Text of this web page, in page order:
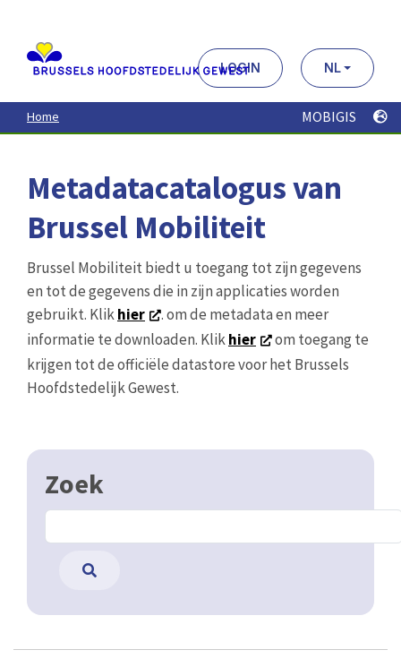
contenu
principal
LOGIN NL
Home MOBIGIS
Metadatacatalogus van
Brussel Mobiliteit
Brussel Mobiliteit biedt u toegang tot zijn gegevens
en tot de gegevens die in zijn applicaties worden
gebruikt. Klikhier
. om de metadata en meer
informatie te downloaden. Klikhier
om toegang te
krijgen tot de officiële datastore voor het Brussels
Hoofdstedelijk Gewest.
Zoek